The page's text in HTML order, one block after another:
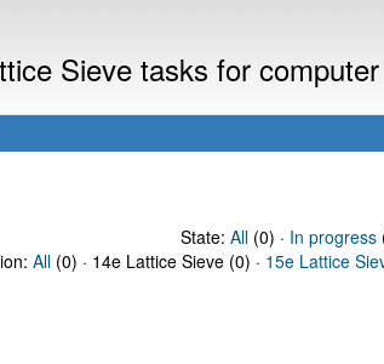
Sieve tasks for
State: All(0) · In progress
All (0) · 14e Lattice Sieve (0) · 15e Lattice